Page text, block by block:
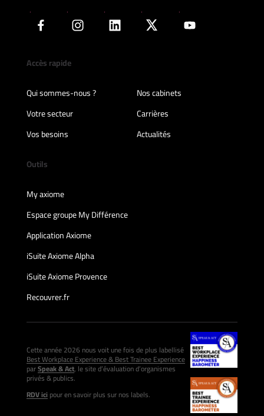
Accès rapide
Qui sommes-nous ?
Nos cabinets
Votre secteur
Carrières
Vos besoins
Actualités
Outils
My axiome
Espace groupe My Différence
Application Axiome
iSuite Axiome Alpha
iSuite Axiome Provence
Recouvrer.fr
Cette année 2026 nous voit une fois de plus labellisé
Best Workplace Experience & Best Trainee Experience
parSpeak & Act, le site d’évaluation d’organismes
privés & publics.
RDV icipour en savoir plus sur nos labels.